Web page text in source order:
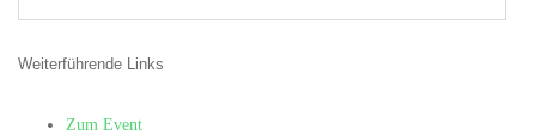
Weiterführende Links
Zum Event